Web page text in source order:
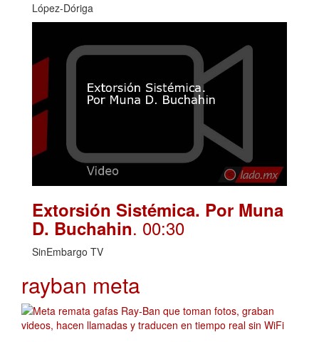
López-Dóriga
Extorsión Sistémica. Por Muna
D. Buchahin. 00:30
SinEmbargo TV
rayban meta